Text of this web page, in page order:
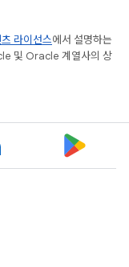
라이선스에서 설명하는
및 Oracle 계열사의 상